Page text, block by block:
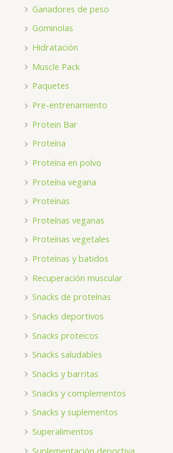
Ganadores de peso
Gominolas
Hidratación
Muscle Pack
Paquetes
Pre-entrenamiento
Protein Bar
Proteína
Proteína en polvo
Proteína vegana
Proteínas
Proteínas veganas
Proteínas vegetales
Proteínas y batidos
Recuperación muscular
Snacks de proteínas
Snacks deportivos
Snacks proteicos
Snacks saludables
Snacks y barritas
Snacks y complementos
Snacks y suplementos
Superalimentos
Suplementación deportiva